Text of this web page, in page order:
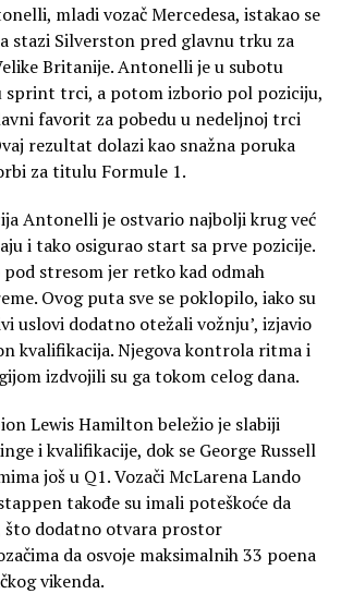
mladi vozač Mercedesa, istakao se
stazi Silverston pred glavnu trku za
Britanije. Antonelli je u subotu
sprint trci, a potom izborio pol poziciju,
favorit za pobedu u nedeljnoj trci
rezultat dolazi kao snažna poruka
za titulu Formule 1.
Antonelli je ostvario najbolji krug već
i tako osigurao start sa prve pozicije.
pod stresom jer retko kad odmah
Ovog puta sve se poklopilo, iako su
uslovi dodatno otežali vožnju’, izjavio
kvalifikacija. Njegova kontrola ritma i
izdvojili su ga tokom celog dana.
Lewis Hamilton beležio je slabiji
i kvalifikacije, dok se George Russell
još u Q1. Vozači McLarena Lando
takođe su imali poteškoće da
što dodatno otvara prostor
da osvoje maksimalnih 33 poena
vikenda.